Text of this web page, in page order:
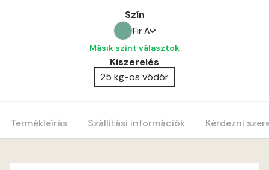
Szín
Fir A
Amber B
Apple B
Másik színt választok
Kiszerelés
25 kg-os vödör
Termékleírás Szállítási információk Kérdezni